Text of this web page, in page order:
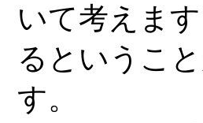
いて考えま
るというこ
す。